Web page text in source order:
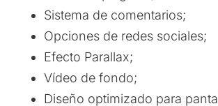
Sistema de comentarios;
Opciones de redes sociales;
Efecto Parallax;
Vídeo de fondo;
Diseño optimizado para